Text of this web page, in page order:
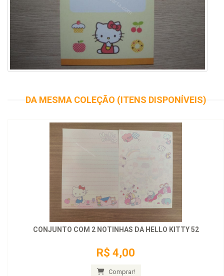
DA MESMA COLEÇÃO (ITENS DISPONÍVEIS)
CONJUNTO COM 2 NOTINHAS DA HELLO KITTY 52
R$ 4,00
Comprar!